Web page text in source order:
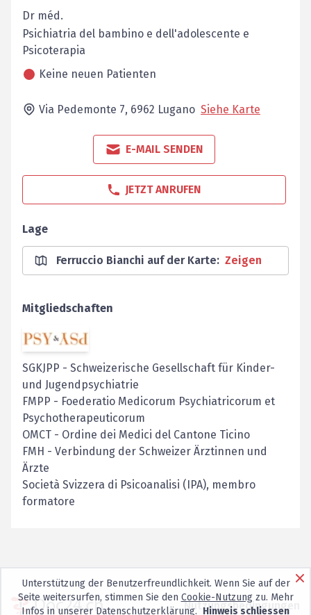
Dr méd.
Psichiatria del bambino e dell'adolescente e
Psicoterapia
Keine neuen Patienten
Via Pedemonte 7, 6962 Lugano Siehe Karte
E-MAIL SENDEN
JETZT ANRUFEN
Lage
Ferruccio Bianchi auf der Karte: Zeigen
Mitgliedschaften
SGKJPP - Schweizerische Gesellschaft für Kinder-
und Jugendpsychiatrie
FMPP - Foederatio Medicorum Psychiatricorum et
Psychotherapeuticorum
OMCT - Ordine dei Medici del Cantone Ticino
FMH - Verbindung der Schweizer Ärztinnen und
Ärzte
Società Svizzera di Psicoanalisi (IPA), membro
formatore
Nutzungsbedingungen
Unterstützung der Benutzerfreundlichkeit. Wenn Sie auf der
Seite weitersurfen, stimmen Sie den Cookie-Nutzungzu. Mehr
Infos in unserer Datenschutzerklärung. Hinweis schliessen